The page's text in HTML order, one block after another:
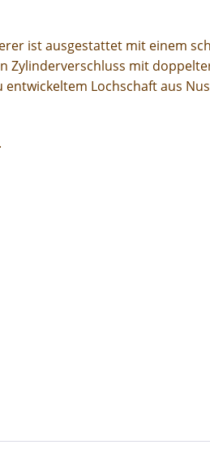
ist ausgestattet mit einem
Zylinderverschluss mit
Lochschaft aus